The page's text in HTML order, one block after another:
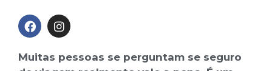
Seguro para obras de arte existe? Saiba tudo
sobre o assunto
Sinistro de seguro: você sabe o que é ?
Muitas pessoas se perguntam se seguro